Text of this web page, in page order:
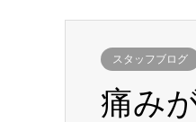
スタッフブログ
痛み